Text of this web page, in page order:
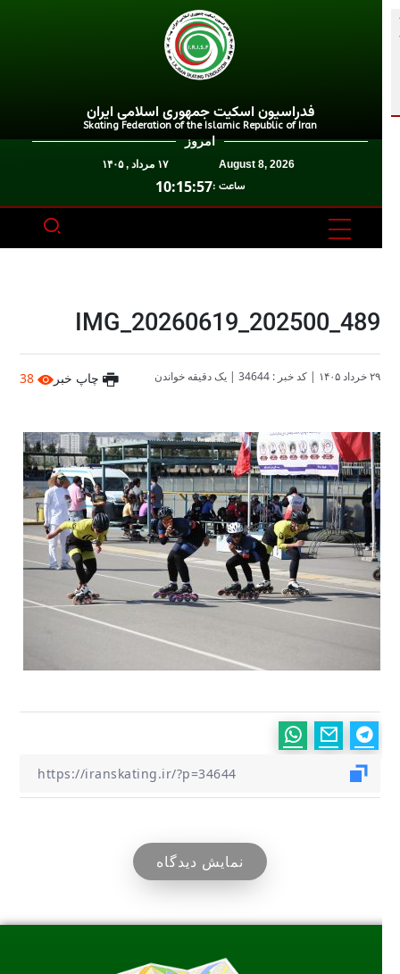
فدراسیون اسکیت جمهوری اسلامی ایران
Skating Federation of the Islamic Republic of Iran
امروز
August 8, 2026
ساعت :10:15:57
IMG_20260619_202500_489
|کد خبر : 34644 |یک دقیقه خواندن چاپ خبر 38
نمایش دیدگاه